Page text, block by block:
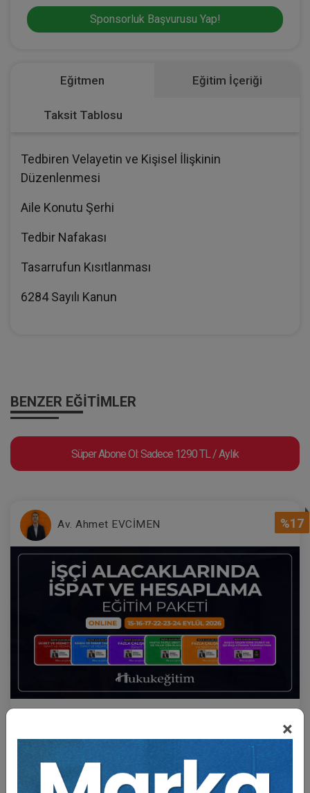
×
Sponsorluk Başvurusu Yap!
Eğitmen Eğitim İçeriği
Taksit Tablosu
Tedbiren Velayetin ve Kişisel İlişkinin
Düzenlenmesi
Aile Konutu Şerhi
Tedbir Nafakası
Tasarrufun Kısıtlanması
6284 Sayılı Kanun
BENZER EĞITIMLER
Süper Abone Ol: Sadece 1290 TL / Aylık
%17
Av. Ahmet EVCİMEN
İşçilik Alacaklarında İspat ve Hesaplama Eğitim